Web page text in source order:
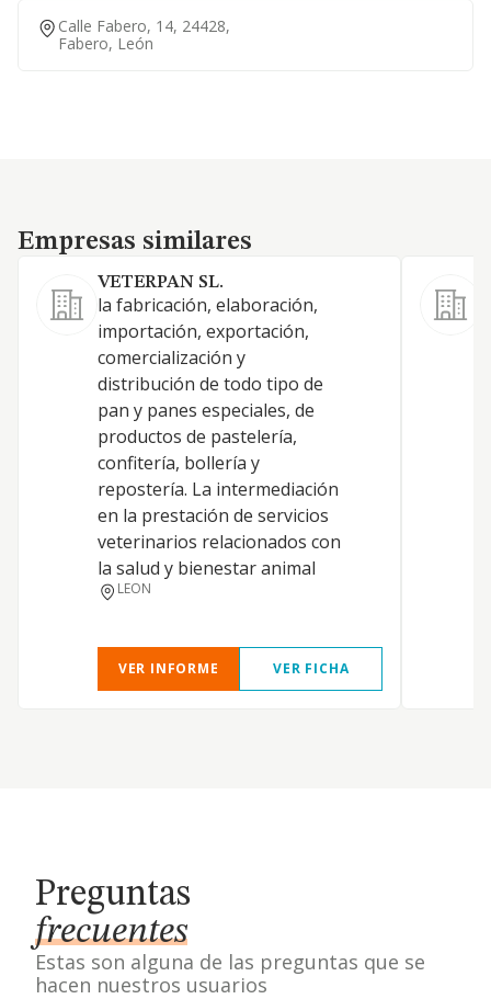
Calle Fabero, 14, 24428,
Fabero, León
Empresas similares
Empresas similares
VETERPAN SL.
la fabricación, elaboración,
importación, exportación,
comercialización y
distribución de todo tipo de
pan y panes especiales, de
productos de pastelería,
confitería, bollería y
repostería. La intermediación
en la prestación de servicios
veterinarios relacionados con
la salud y bienestar animal
LEON
VER INFORME VER FICHA
Preguntas
frecuentes
Estas son alguna de las preguntas que se
hacen nuestros usuarios